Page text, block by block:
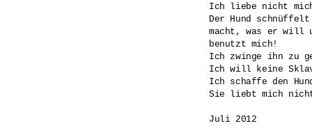
Ich liebe nicht
Der Hund
macht, was er will
benutzt mich!
Ich zwinge ihn zu
Ich will keine
Ich schaffe den
Sie liebt mich
Juli 2012